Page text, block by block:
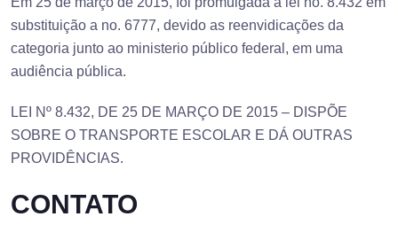
substituição a no. 6777, devido as reenvidicações da
categoria junto ao ministerio público federal, em uma
audiência pública.
LEI Nº 8.432, DE 25 DE MARÇO DE 2015 – DISPÕE
SOBRE O TRANSPORTE ESCOLAR E DÁ OUTRAS
PROVIDÊNCIAS.
CONTATO